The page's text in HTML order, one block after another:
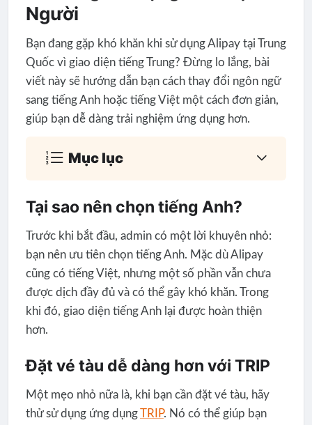
Người
Bạn đang gặp khó khăn khi sử dụng Alipay tại Trung
Quốc vì giao diện tiếng Trung? Đừng lo lắng, bài
viết này sẽ hướng dẫn bạn cách thay đổi ngôn ngữ
sang tiếng Anh hoặc tiếng Việt một cách đơn giản,
giúp bạn dễ dàng trải nghiệm ứng dụng hơn.
Mục lục
Tại sao nên chọn tiếng Anh?
Trước khi bắt đầu, admin có một lời khuyên nhỏ:
bạn nên ưu tiên chọn tiếng Anh. Mặc dù Alipay
cũng có tiếng Việt, nhưng một số phần vẫn chưa
được dịch đầy đủ và có thể gây khó khăn. Trong
khi đó, giao diện tiếng Anh lại được hoàn thiện
hơn.
Đặt vé tàu dễ dàng hơn với TRIP
Một mẹo nhỏ nữa là, khi bạn cần đặt vé tàu, hãy
thử sử dụng ứng dụngTRIP. Nó có thể giúp bạn